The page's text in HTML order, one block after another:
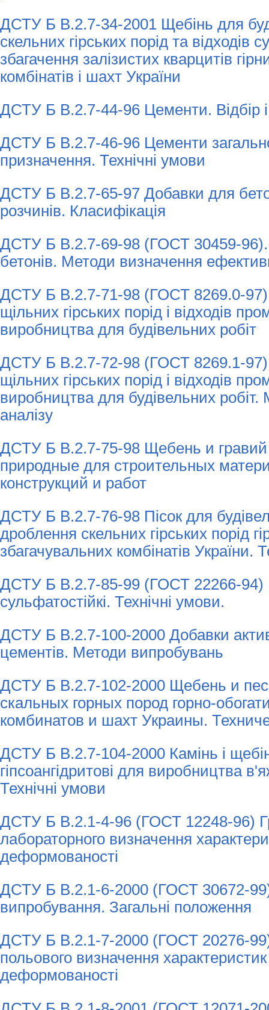
ДСТУ Б В.2.7-34-2001 Щебінь для
скельних гірських порід та відходів
збагачення залізистих кварцитів
комбінатів і шахт України
ДСТУ Б В.2.7-44-96 Цементи. Відбір і
ДСТУ Б В.2.7-46-96 Цементи
призначення. Технічні умови
ДСТУ Б В.2.7-65-97 Добавки для
розчинів. Класифікація
ДСТУ Б В.2.7-69-98 (ГОСТ 30459-
бетонів. Методи визначення
ДСТУ Б В.2.7-71-98 (ГОСТ 8269.0-97).
щільних гірських порід і відходів
виробництва для будівельних робіт
ДСТУ Б В.2.7-72-98 (ГОСТ 8269.1-97).
щільних гірських порід і відходів
виробництва для будівельних робіт.
аналізу
ДСТУ Б В.2.7-75-98 Щебень и
природные для строительных
конструкций и работ
ДСТУ Б В.2.7-76-98 Пісок для
дроблення скельних гірських порід
збагачувальних комбінатів України.
ДСТУ Б В.2.7-85-99 (ГОСТ 22266-94)
сульфатостійкі. Технічні умови.
ДСТУ Б В.2.7-100-2000 Добавки
цементів. Методи випробувань
ДСТУ Б В.2.7-102-2000 Щебень и
скальных горных пород горно-
комбинатов и шахт Украины.
ДСТУ Б В.2.7-104-2000 Камінь і
гіпсоангідритові для виробництва
Технічні умови
ДСТУ Б В.2.1-4-96 (ГОСТ 12248-96)
лабораторного визначення
деформованості
ДСТУ Б В.2.1-6-2000 (ГОСТ 30672-
випробування. Загальні положення
ДСТУ Б В.2.1-7-2000 (ГОСТ 20276-
польового визначення характеристик
деформованості